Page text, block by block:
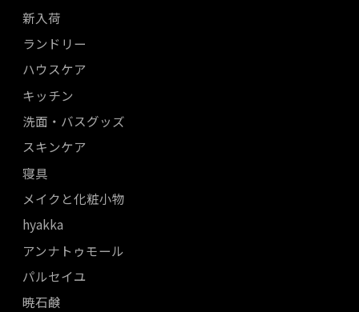
新入荷
ランドリー
ハウスケア
キッチン
洗面・バスグッズ
スキンケア
寝具
メイクと化粧小物
hyakka
アンナトゥモール
パルセイユ
暁石鹸